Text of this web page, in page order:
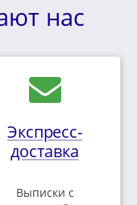
нас
Экспресс-
доставка
Выписки с